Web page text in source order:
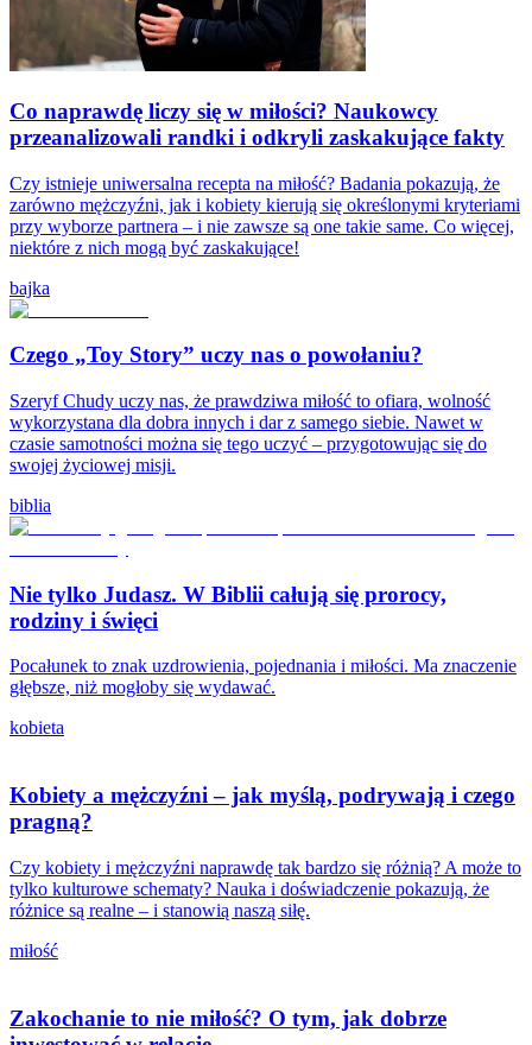
Co naprawdę liczy się w miłości? Naukowcy
przeanalizowali randki i odkryli zaskakujące fakty
Czy istnieje uniwersalna recepta na miłość? Badania pokazują, że
zarówno mężczyźni, jak i kobiety kierują się określonymi kryteriami
przy wyborze partnera – i nie zawsze są one takie same. Co więcej,
niektóre z nich mogą być zaskakujące!
bajka
Czego „Toy Story” uczy nas o powołaniu?
Szeryf Chudy uczy nas, że prawdziwa miłość to ofiara, wolność
wykorzystana dla dobra innych i dar z samego siebie. Nawet w
czasie samotności można się tego uczyć – przygotowując się do
swojej życiowej misji.
biblia
Nie tylko Judasz. W Biblii całują się prorocy,
rodziny i święci
Pocałunek to znak uzdrowienia, pojednania i miłości. Ma znaczenie
głębsze, niż mogłoby się wydawać.
kobieta
Kobiety a mężczyźni – jak myślą, podrywają i czego
pragną?
Czy kobiety i mężczyźni naprawdę tak bardzo się różnią? A może to
tylko kulturowe schematy? Nauka i doświadczenie pokazują, że
różnice są realne – i stanowią naszą siłę.
miłość
Zakochanie to nie miłość? O tym, jak dobrze